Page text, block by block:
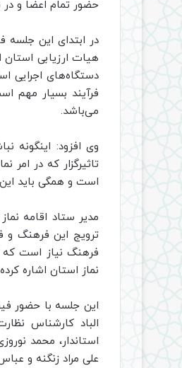
حضور تمام اعضا و در محل
در ابتدای این
هیات ارزیابی استان
فرآیند بسیار
می‌باشد.
وی افزود: اینگونه
تاثیرگزار که در امر
است و همگی باید
مدیر ستاد اقامه
ترویج این فرهنگ و
فرهنگ نیاز است که
نماز استان اشاره
این جلسه با حضور
الباد کارشناس
استاندار، محمد
علی مراد زنگنه و